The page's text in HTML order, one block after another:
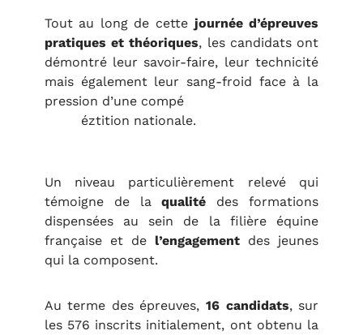
Tout au long de cette journée d’épreuves
pratiques et théoriques, les candidats ont
démontré leur savoir-faire, leur technicité
mais également leur sang-froid face à la
pression d’une compé
éztition nationale.
Un niveau particulièrement relevé qui
témoigne de laqualité des formations
dispensées au sein de la filière équine
française et de l’engagement des jeunes
qui la composent.
Au terme des épreuves,16 candidats, sur
les 576 inscrits initialement, ont obtenu la